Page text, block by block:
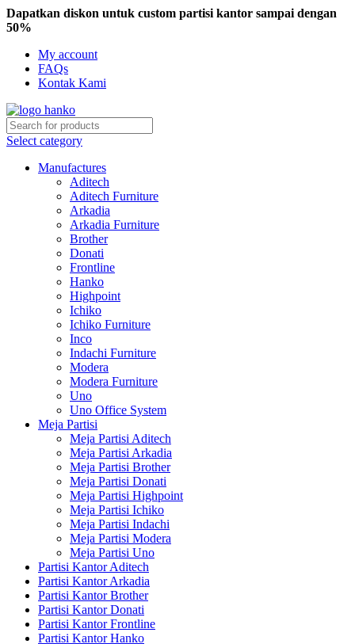
Dapatkan diskon untuk custom partisi kantor sampai dengan
50%
My account
FAQs
Kontak Kami
Select category
Manufactures
Aditech
Aditech Furniture
Arkadia
Arkadia Furniture
Brother
Donati
Frontline
Hanko
Highpoint
Ichiko
Ichiko Furniture
Inco
Indachi Furniture
Modera
Modera Furniture
Uno
Uno Office System
Meja Partisi
Meja Partisi Aditech
Meja Partisi Arkadia
Meja Partisi Brother
Meja Partisi Donati
Meja Partisi Highpoint
Meja Partisi Ichiko
Meja Partisi Indachi
Meja Partisi Modera
Meja Partisi Uno
Partisi Kantor Aditech
Partisi Kantor Arkadia
Partisi Kantor Brother
Partisi Kantor Donati
Partisi Kantor Frontline
Partisi Kantor Hanko